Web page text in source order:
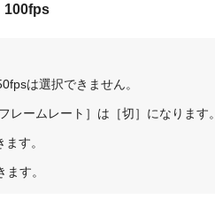
100fps
は選択できません。
レームレート］は［切］になります。
す。
す。